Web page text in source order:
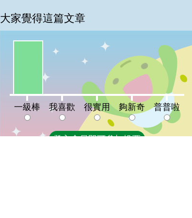
大家覺得這篇文章
一級棒:100%
我喜歡:0%很實用:0%夠新奇:0%普普啦:0%
一級棒 我喜歡 很實用 夠新奇 普普啦
登入會員即可參加投票